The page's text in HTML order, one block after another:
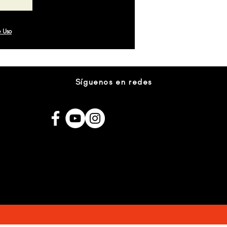
Uso
Síguenos en redes